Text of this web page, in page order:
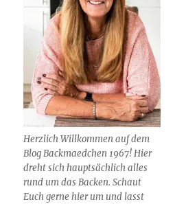
Herzlich Willkommen auf dem
Blog Backmaedchen 1967! Hier
dreht sich hauptsächlich alles
rund um das Backen. Schaut
Euch gerne hier um und lasst